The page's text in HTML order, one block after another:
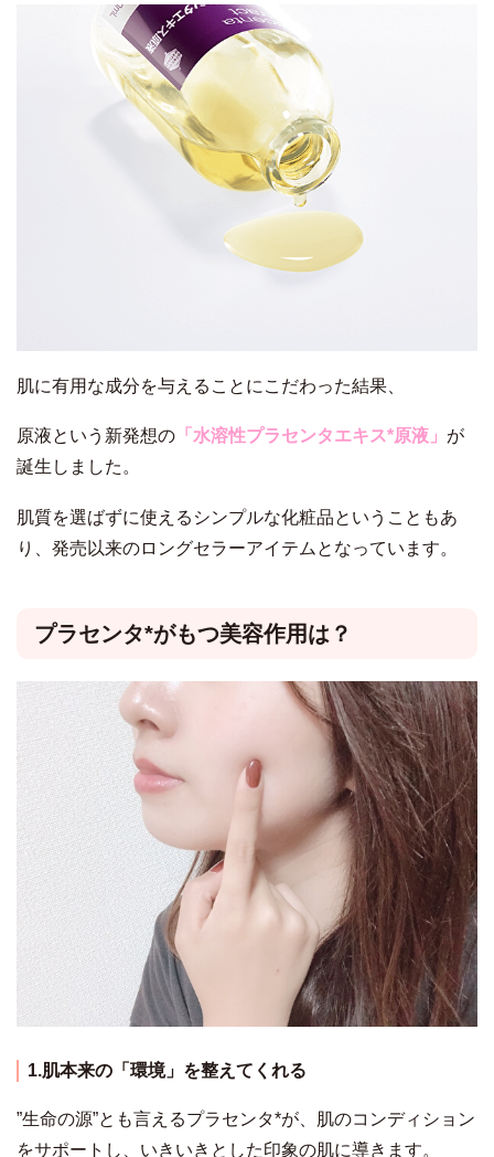
肌に有用な成分を与えることにこだわった結果、
原液という新発想の 「水溶性プラセンタエキス*原液」 が
誕生しました。
肌質を選ばずに使えるシンプルな化粧品ということもあ
り、発売以来のロングセラーアイテムとなっています。
プラセンタ*がもつ美容作用は？
1.肌本来の「環境」を整えてくれる
”生命の源”とも言えるプラセンタ*が、肌のコンディション
をサポートし、いきいきとした印象の肌に導きます。